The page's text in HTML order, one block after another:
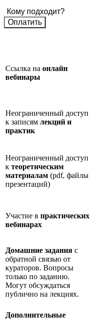
Кому подходит?
Оплатить
Ссылка на онлайн
вебинары
Неограниченный доступ
к записям лекций и
практик
Неограниченный доступ
к теоретическим
материалам (pdf, файлы
презентаций)
Участие в практических
вебинарах
Домашние задания с
обратной связью от
кураторов. Вопросы
только по заданию.
Могут обсуждаться
публично на лекциях.
Дополнительные